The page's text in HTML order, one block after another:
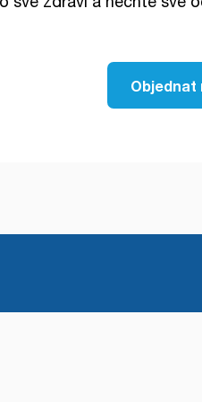
Objednat